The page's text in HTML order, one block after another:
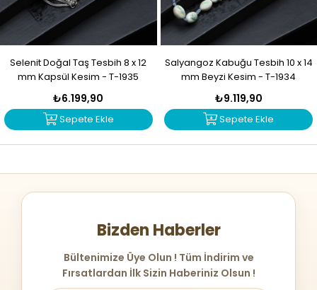
Selenit Doğal Taş Tesbih 8 x 12
mm Kapsül Kesim - T-1935
₺6.199,90
Sepete Ekle
Salyangoz Kabuğu Tesbih 10 x 14
mm Beyzi Kesim - T-1934
₺9.119,90
Sepete Ekle
Bizden Haberler
Bültenimize Üye Olun ! Tüm İndirim ve
Fırsatlardan İlk Sizin Haberiniz Olsun !